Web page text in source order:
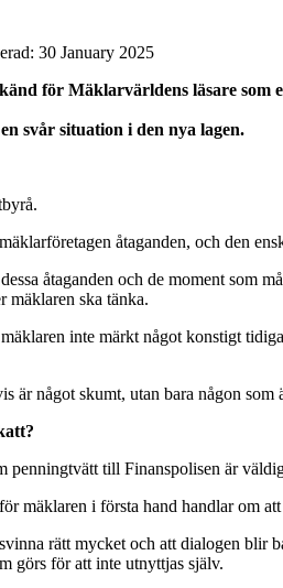
30 January 2025
för Mäklarvärldens läsare
svår situation i den nya lagen.
åtaganden, och den
åtaganden och de moment som
mäklaren ska tänka.
inte märkt något konstigt
är något skumt, utan bara någon
penningtvätt till Finanspolisen är
mäklaren i första hand handlar om
rätt mycket och att dialogen
görs för att inte utnyttjas själv.